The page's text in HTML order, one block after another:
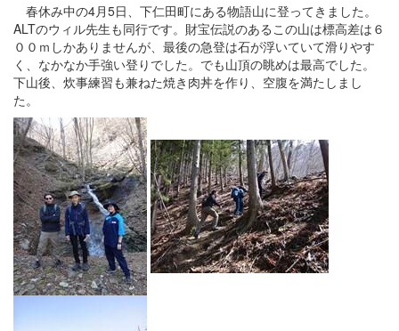
春休み中の4月5日、下仁田町にある物語山に登ってきました。
ALTのウィル先生も同行です。財宝伝説のあるこの山は標高差は６
００ｍしかありませんが、最後の急登は石が浮いていて滑りやす
く、なかなか手強い登りでした。でも山頂の眺めは最高でした。
下山後、炊事練習も兼ねた焼き肉丼を作り、空腹を満たしまし
た。